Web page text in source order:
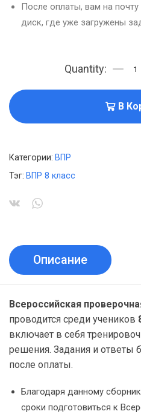
После оплаты, вам на
диск, где уже загружены
В
Категории: ВПР
Тэг: ВПР 8 класс
Описание
Всероссийская
проводится среди учеников
включает в себя
решения. Задания и ответы
после оплаты.
Благодаря данному
сроки подготовиться к